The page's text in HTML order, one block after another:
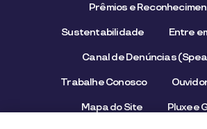
Prêmios e
Sustentabilidade Entre
Canal de Denúncias
Trabalhe Conosco
Mapa do Site Pluxee